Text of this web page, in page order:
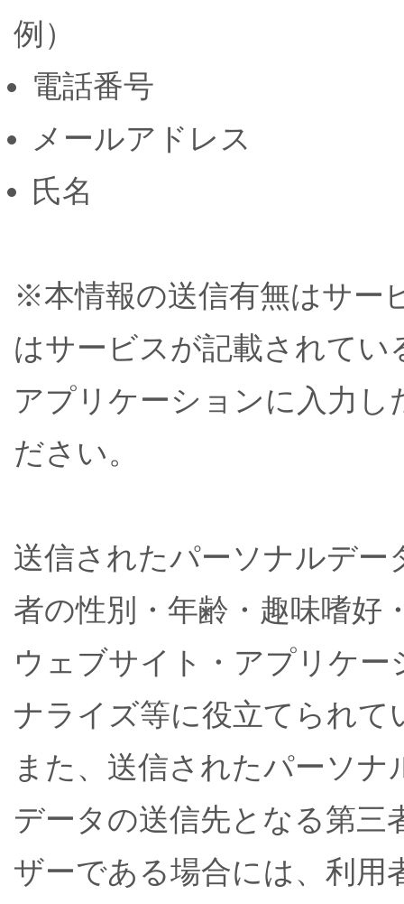
例）
電話番号
メールアドレス
氏名
※本情報の送信有無はサー
はサービスが記載されて
アプリケーションに入力し
ださい。
送信されたパーソナルデ
者の性別・年齢・趣味嗜好
ウェブサイト・アプリケ
ナライズ等に役立てられて
また、送信されたパーソ
データの送信先となる第三
ザーである場合には、利用